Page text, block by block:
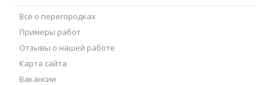
Всё о перегородках
Примеры работ
Отзывы о нашей работе
Карта сайта
Вакансии